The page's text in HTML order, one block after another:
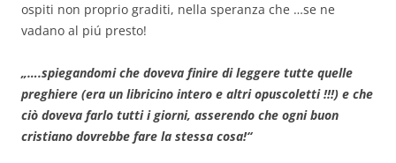
ospiti non proprio graditi, nella speranza che …se ne
vadano al piú presto!
„….spiegandomi che doveva finire di leggere tutte quelle
preghiere (era un libricino intero e altri opuscoletti !!!) e che
ciò doveva farlo tutti i giorni, asserendo che ogni buon
cristiano dovrebbe fare la stessa cosa!“